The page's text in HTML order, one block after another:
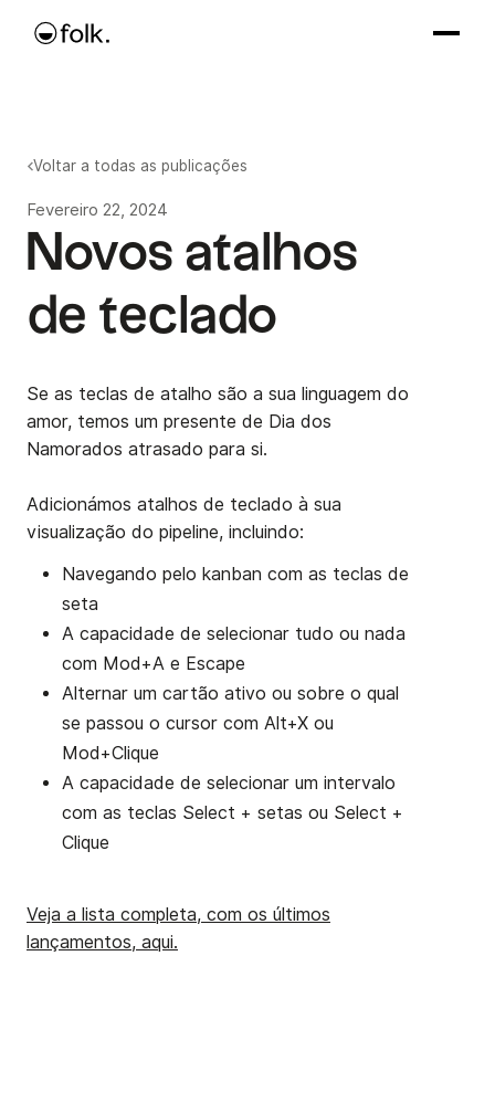
Voltar a todas as publicações
Fevereiro 22, 2024
Novos atalhos
de teclado
Se as teclas de atalho são a sua linguagem do
amor, temos um presente de Dia dos
Namorados atrasado para si.
Adicionámos atalhos de teclado à sua
visualização do pipeline, incluindo:
Navegando pelo kanban com as teclas de
seta
A capacidade de selecionar tudo ou nada
com Mod+A e Escape
Alternar um cartão ativo ou sobre o qual
se passou o cursor com Alt+X ou
Mod+Clique
A capacidade de selecionar um intervalo
com as teclas Select + setas ou Select +
Clique
Veja a lista completa, com os últimos
lançamentos, aqui.